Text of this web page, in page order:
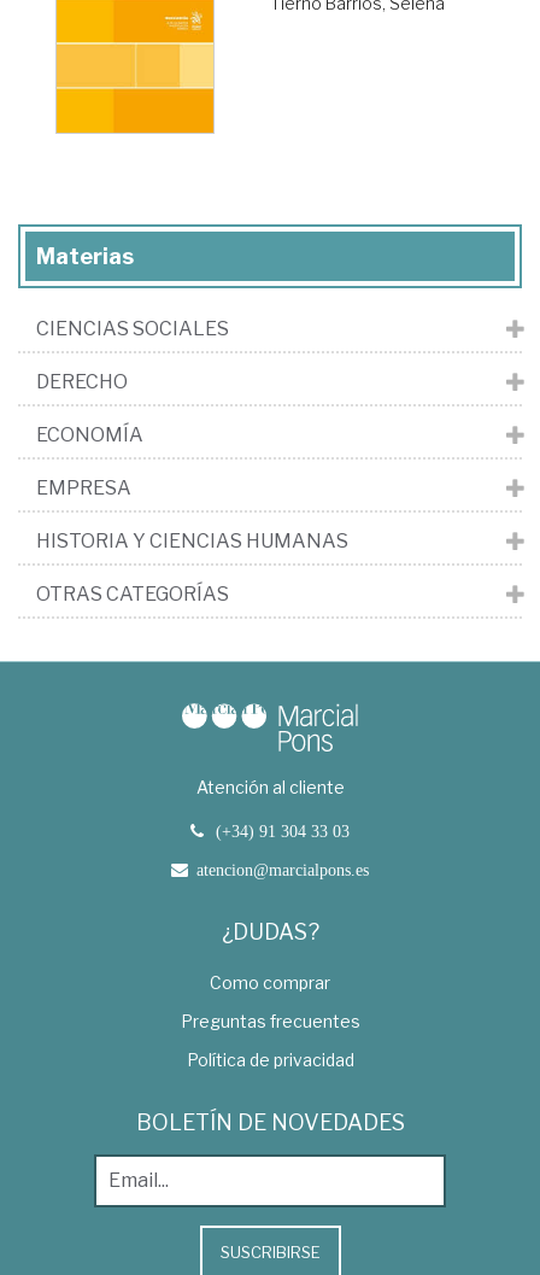
Materias
CIENCIAS SOCIALES
DERECHO
ECONOMÍA
EMPRESA
HISTORIA Y CIENCIAS HUMANAS
OTRAS CATEGORÍAS
Atención al cliente
(+34) 91 304 33 03
atencion@marcialpons.es
¿DUDAS?
Como comprar
Preguntas frecuentes
Política de privacidad
BOLETÍN DE NOVEDADES
SUSCRIBIRSE